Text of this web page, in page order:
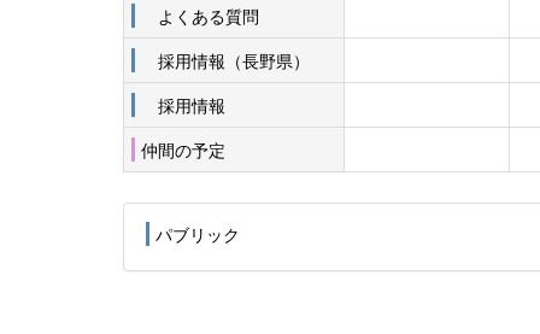
よくある質問
採用情報（長野県）
採用情報
仲間の予定
パブリック